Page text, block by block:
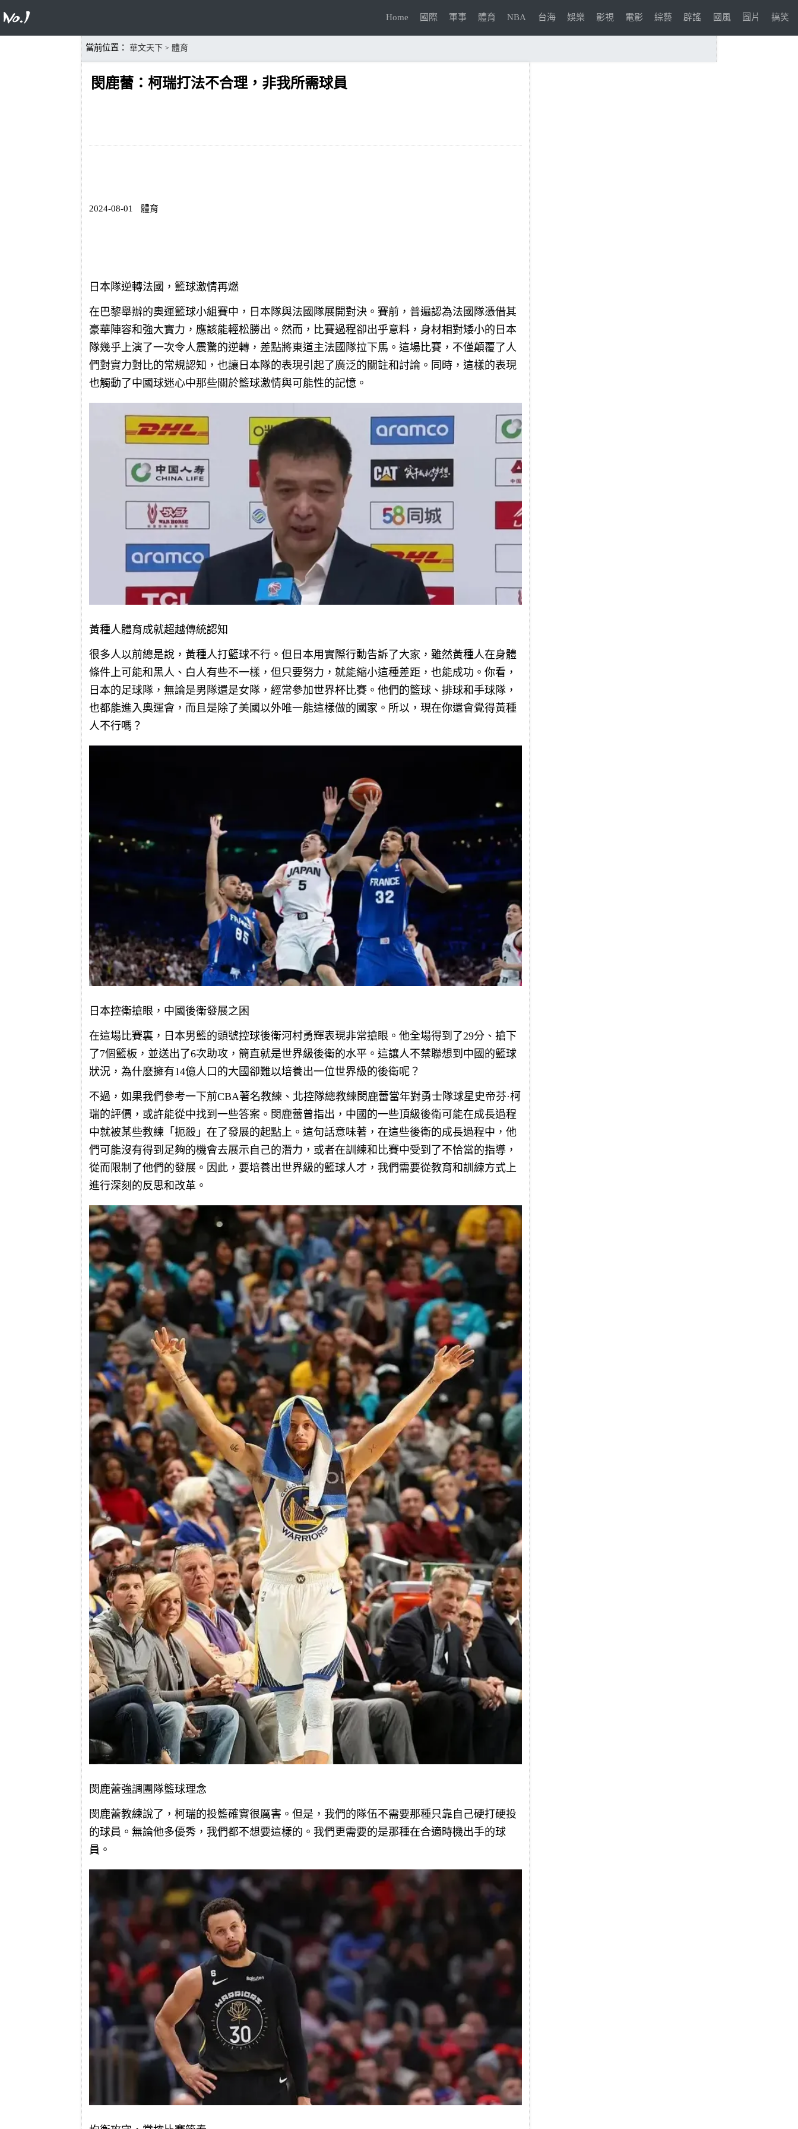
Home 國際 軍事 體育 NBA 台海 娛樂 影視 電影 綜藝 辟謠 國風 圖片 搞笑
當前位置： 華文天下 > 體育
閔鹿蕾：柯瑞打法不合理，非我所需球員
2024-08-01 體育
日本隊逆轉法國，籃球激情再燃
在巴黎舉辦的奧運籃球小組賽中，日本隊與法國隊展開對決。賽前，普遍認為法國隊憑借其
豪華陣容和強大實力，應該能輕松勝出。然而，比賽過程卻出乎意料，身材相對矮小的日本
隊幾乎上演了一次令人震驚的逆轉，差點將東道主法國隊拉下馬。這場比賽，不僅顛覆了人
們對實力對比的常規認知，也讓日本隊的表現引起了廣泛的關註和討論。同時，這樣的表現
也觸動了中國球迷心中那些關於籃球激情與可能性的記憶。
黃種人體育成就超越傳統認知
很多人以前總是說，黃種人打籃球不行。但日本用實際行動告訴了大家，雖然黃種人在身體
條件上可能和黑人、白人有些不一樣，但只要努力，就能縮小這種差距，也能成功。你看，
日本的足球隊，無論是男隊還是女隊，經常參加世界杯比賽。他們的籃球、排球和手球隊，
也都能進入奧運會，而且是除了美國以外唯一能這樣做的國家。所以，現在你還會覺得黃種
人不行嗎？
日本控衛搶眼，中國後衛發展之困
在這場比賽裏，日本男籃的頭號控球後衛河村勇輝表現非常搶眼。他全場得到了29分、搶下
了7個籃板，並送出了6次助攻，簡直就是世界級後衛的水平。這讓人不禁聯想到中國的籃球
狀況，為什麽擁有14億人口的大國卻難以培養出一位世界級的後衛呢？
不過，如果我們參考一下前CBA著名教練、北控隊總教練閔鹿蕾當年對勇士隊球星史帝芬·柯
瑞的評價，或許能從中找到一些答案。閔鹿蕾曾指出，中國的一些頂級後衛可能在成長過程
中就被某些教練「扼殺」在了發展的起點上。這句話意味著，在這些後衛的成長過程中，他
們可能沒有得到足夠的機會去展示自己的潛力，或者在訓練和比賽中受到了不恰當的指導，
從而限制了他們的發展。因此，要培養出世界級的籃球人才，我們需要從教育和訓練方式上
進行深刻的反思和改革。
閔鹿蕾強調團隊籃球理念
閔鹿蕾教練說了，柯瑞的投籃確實很厲害。但是，我們的隊伍不需要那種只靠自己硬打硬投
的球員。無論他多優秀，我們都不想要這樣的。我們更需要的是那種在合適時機出手的球
員。